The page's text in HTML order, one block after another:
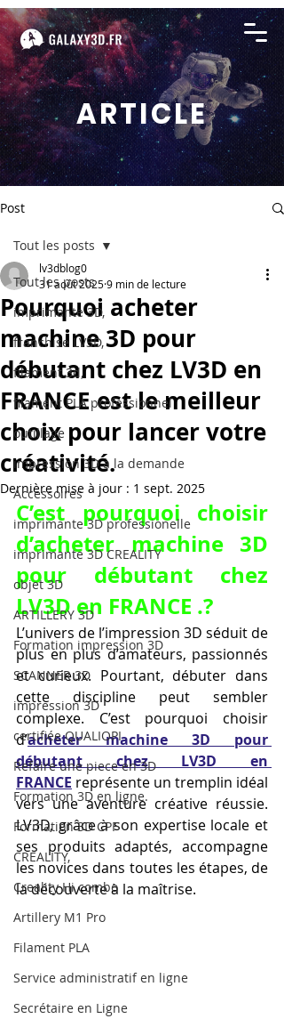
ARTICLE
Post
Tout les posts
imprimante 3D,
franchise LV3D,
filament 3d,
filament PLA professionnel
outillage
impression 3D à la demande
Accessoires
imprimante 3D professionelle
imprimante 3D CREALITY
objet 3D
ARTILLERY 3D
Formation impression 3D
SCANNER 3D
impression 3D
certifiée QUALIOPI
Refaire une piece en 3D
Formation 3D en ligne.
Formation 3D CPF
CREALITY,
Creality Hi combo
Artillery M1 Pro
Filament PLA
Service administratif en ligne
Secrétaire en Ligne
Tout les posts
Pourquoi acheter
machine 3D pour
débutant chez LV3D en
FRANCE est le meilleur
choix pour lancer votre
créativité.
lv3dblog0
31 août 20259 min de lecture
Dernière mise à jour : 1 sept. 2025
C’est pourquoi choisir
d’acheter machine 3D
pour débutant chez
LV3D en FRANCE .?
L’univers de l’impression 3D séduit de
plus en plus d’amateurs, passionnés
et curieux. Pourtant, débuter dans
cette discipline peut sembler
complexe. C’est pourquoi choisir
d’acheter machine 3D pour
débutant chez LV3D en
FRANCE représente un tremplin idéal
vers une aventure créative réussie.
LV3D, grâce à son expertise locale et
ses produits adaptés, accompagne
les novices dans toutes les étapes, de
la découverte à la maîtrise.